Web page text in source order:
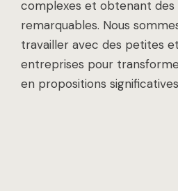
complexes et obtenant des
remarquables. Nous
travailler avec des petites
entreprises pour
en propositions